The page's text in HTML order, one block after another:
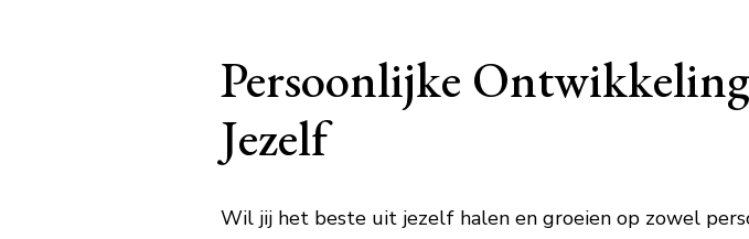
Persoonlijke
Jezelf
Wil jij het beste uit jezelf halen en groeien op zowel